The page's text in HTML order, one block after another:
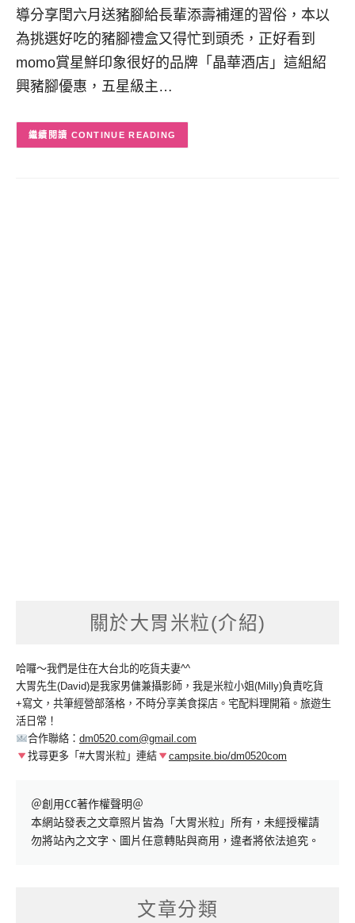
導分享閏六月送豬腳給長輩添壽補運的習俗，本以
為挑選好吃的豬腳禮盒又得忙到頭禿，正好看到
momo賞星鮮印象很好的品牌「晶華酒店」這組紹
興豬腳優惠，五星級主…
CONTINUE READING
關於大胃米粒(介紹)
哈囉～我們是住在大台北的吃貨夫妻^^
大胃先生(David)是我家男傭兼攝影師，我是米粒小姐(Milly)負責吃貨
+寫文，共筆經營部落格，不時分享美食探店。宅配料理開箱。旅遊生
活日常！
合作聯絡： dm0520.com@gmail.com
找尋更多「#大胃米粒」連結
campsite.bio/dm0520com
＠創用CC著作權聲明＠
本網站發表之文章照片皆為「大胃米粒」所有，未經授權請
勿將站內之文字、圖片任意轉貼與商用，違者將依法追究。
文章分類